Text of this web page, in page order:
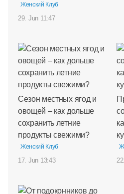
Женский Клуб
29. Jun 11:47
Сезон местных ягод и
овощей – как дольше
сохранить летние
продукты свежими?
Женский Клуб
17. Jun 13:43